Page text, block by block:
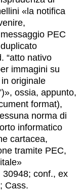
«la notifica
PEC
“atto nativo
immagini su
originale
ossia, appunto,
format),
norma di
informatico
cartacea,
tramite PEC,
30948; conf., ex
Cass.